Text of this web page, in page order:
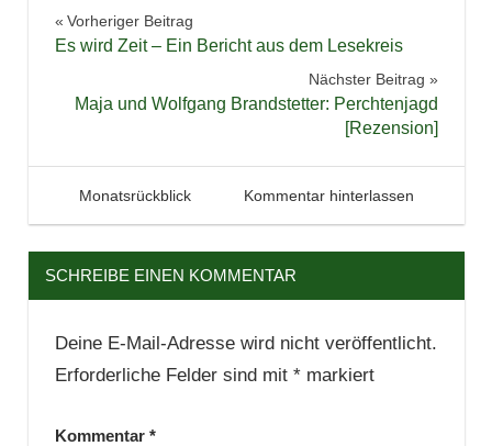
Highlights
Lesen
Rückblick
Statistik
Thriller
Beitragsnavigation
Vorheriger Beitrag
Es wird Zeit – Ein Bericht aus dem Lesekreis
Nächster Beitrag
Maja und Wolfgang Brandstetter: Perchtenjagd
[Rezension]
17. November 2019
Tintenhain
Monatsrückblick Kommentar hinterlassen
SCHREIBE EINEN KOMMENTAR
Deine E-Mail-Adresse wird nicht veröffentlicht.
Erforderliche Felder sind mit *markiert
Kommentar *